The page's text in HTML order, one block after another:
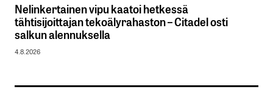
Nelinkertainen vipu kaatoi hetkessä
tähtisijoittajan tekoälyrahaston – Citadel osti
salkun alennuksella
4.8.2026